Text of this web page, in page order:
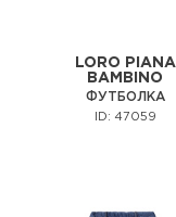
LORO PIANA
BAMBINO
ФУТБОЛКА
ID: 47059